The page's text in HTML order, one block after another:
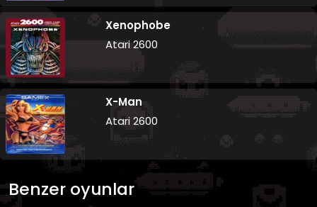
Xenophobe
Atari 2600
X-Man
Atari 2600
Benzer oyunlar